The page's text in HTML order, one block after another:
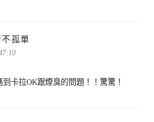
孤單
到卡拉OK跟煙臭的問題！！驚驚！